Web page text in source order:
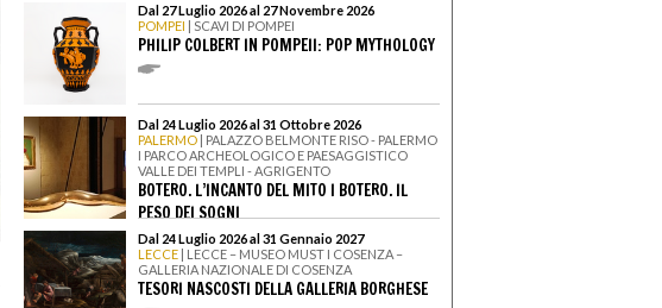
Dal 27 Luglio 2026 al 27 Novembre 2026
POMPEI | SCAVI DI POMPEI
PHILIP COLBERT IN POMPEII: POP MYTHOLOGY
Dal 24 Luglio 2026 al 31 Ottobre 2026
PALERMO | PALAZZO BELMONTE RISO - PALERMO
I PARCO ARCHEOLOGICO E PAESAGGISTICO
VALLE DEI TEMPLI - AGRIGENTO
BOTERO. L’INCANTO DEL MITO I BOTERO. IL
PESO DEI SOGNI
Dal 24 Luglio 2026 al 31 Gennaio 2027
LECCE | LECCE – MUSEO MUST I COSENZA –
GALLERIA NAZIONALE DI COSENZA
TESORI NASCOSTI DELLA GALLERIA BORGHESE